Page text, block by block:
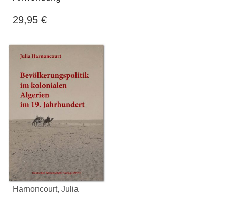
29,95 €
Harnoncourt, Julia